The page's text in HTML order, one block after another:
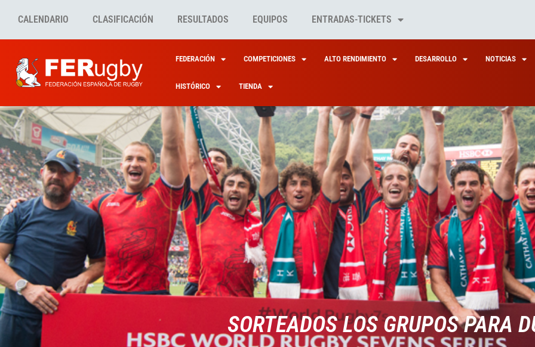
CALENDARIO CLASIFICACIÓN RESULTADOS EQUIPOS ENTRADAS-TICKETS
FEDERACIÓN COMPETICIONES ALTO RENDIMIENTO DESARROLLO NOTICIAS
HISTÓRICO TIENDA
SORTEADOS LOS GRUPOS PARA